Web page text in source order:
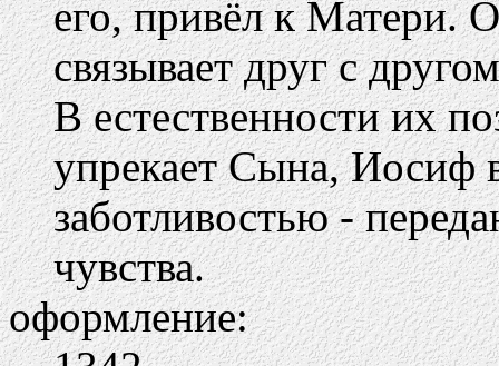
его, привёл к Матери.
связывает друг с
В естественности их
упрекает Сына, Иосиф
заботливостью -
чувства.
оформление: